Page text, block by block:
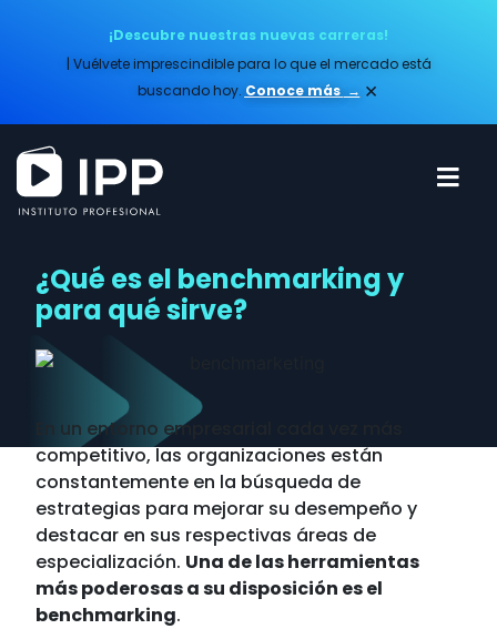
¡Descubre nuestras nuevas carreras!
| Vuélvete imprescindible para lo que el mercado está
buscando hoy. Conoce más​ → ×
¿Qué es el benchmarking y
para qué sirve?
En un entorno empresarial cada vez más
competitivo, las organizaciones están
constantemente en la búsqueda de
estrategias para mejorar su desempeño y
destacar en sus respectivas áreas de
especialización. Una de las herramientas
más poderosas a su disposición es el
benchmarking.